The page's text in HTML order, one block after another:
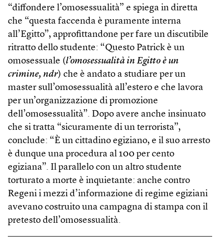
“diffondere l’omosessualità” e spiega in diretta
che “questa faccenda è puramente interna
all’Egitto”, approfittandone per fare un discutibile
ritratto dello studente: “Questo Patrick è un
omosessuale (l’omosessualità in Egitto è un
crimine, ndr) che è andato a studiare per un
master sull’omosessualità all’estero e che lavora
per un’organizzazione di promozione
dell’omosessualità”. Dopo avere anche insinuato
che si tratta “sicuramente di un terrorista”,
conclude: “È un cittadino egiziano, e il suo arresto
è dunque una procedura al 100 per cento
egiziana”. Il parallelo con un altro studente
torturato a morte è inquietante: anche contro
Regeni i mezzi d’informazione di regime egiziani
avevano costruito una campagna di stampa con il
pretesto dell’omosessualità.